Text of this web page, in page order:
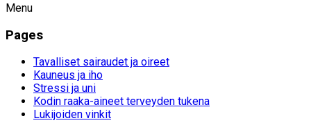
Menu
Pages
Tavalliset sairaudet ja oireet
Kauneus ja iho
Stressi ja uni
Kodin raaka-aineet terveyden tukena
Lukijoiden vinkit